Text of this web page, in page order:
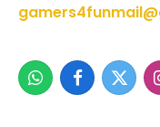
WhatsAppFacebook
X